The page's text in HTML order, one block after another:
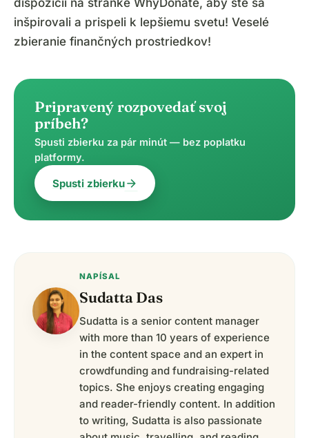
dispozícii na stránke WhyDonate, aby ste sa
inšpirovali a prispeli k lepšiemu svetu! Veselé
zbieranie finančných prostriedkov!
Pripravený rozpovedať svoj
príbeh?
Spusti zbierku za pár minút — bez poplatku
platformy.
Spusti zbierkuarrow_forward
NAPÍSAL
Sudatta Das
Sudatta is a senior content manager
with more than 10 years of experience
in the content space and an expert in
crowdfunding and fundraising-related
topics. She enjoys creating engaging
and reader-friendly content. In addition
to writing, Sudatta is also passionate